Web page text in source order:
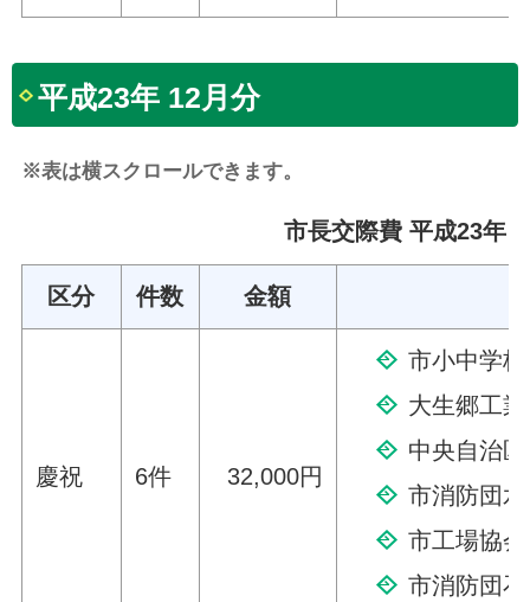
平成23年 12月分
※表は横スクロールできます。
市長交際費 平成23年
区分 件数 金額
慶祝 6件 32,000円
市小中学
大生郷工
中央自治
市消防団
市工場協
市消防団